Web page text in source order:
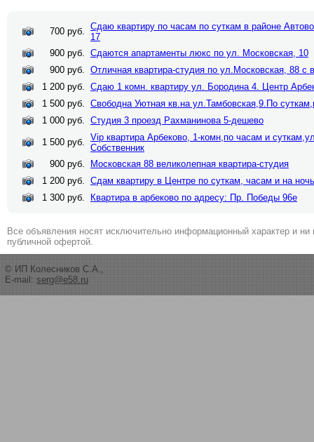
700 руб. Сдаю квартиру по часам по суткам в районе
17
900 руб. Сдаются апартаменты люкс по ул. Московская, 10
900 руб. Отличная квартира-студия по ул.Московская, 88 с
1 200 руб. Сдаю 1 комн. квартиру ул. Бородина 4. Центр
1 500 руб. Свободна Уютная кв.на ул.Тамбовская,9.По
1 000 руб. Студия 3 проезд Рахманинова 5-дешево
1 500 руб. Vip квартира Арбеково, 1-комн,по часам и
Собственник
900 руб.
Московская 88 великолепная квартира-студия
1 200 руб. Сдам квартиру в Центре по суткам, часам и на
1 300 руб.
Квартира в арбеково по адресу: Пр. Победы 96е
Все объявления носят исключительно информационный характер и ни
публичной офертой.
© ИП Колесников С.А.,
E-mail: serg@e58.ru